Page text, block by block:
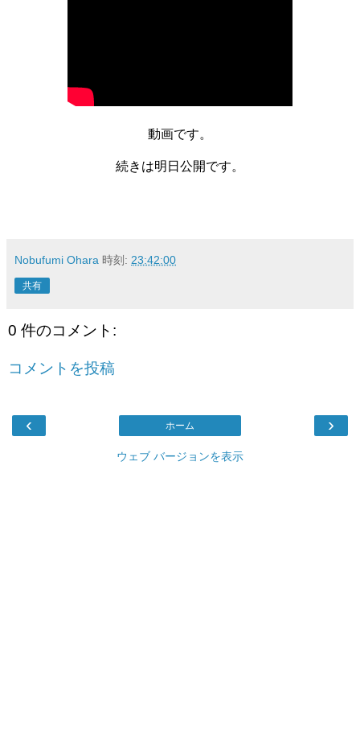
動画です。
続きは明日公開です。
Nobufumi Ohara 時刻: 23:42:00
共有
0 件のコメント:
コメントを投稿
‹ ›
ホーム
ウェブ バージョンを表示